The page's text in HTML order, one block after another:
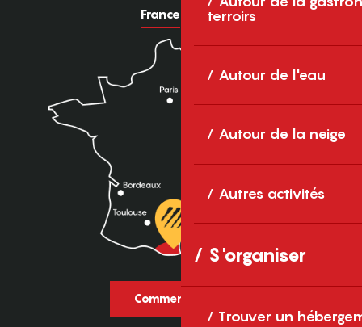
terroirs
Autour de l'eau
Autour de la neige
Autres activités
S'organiser
Trouver un
France Europe
Comment venir ?